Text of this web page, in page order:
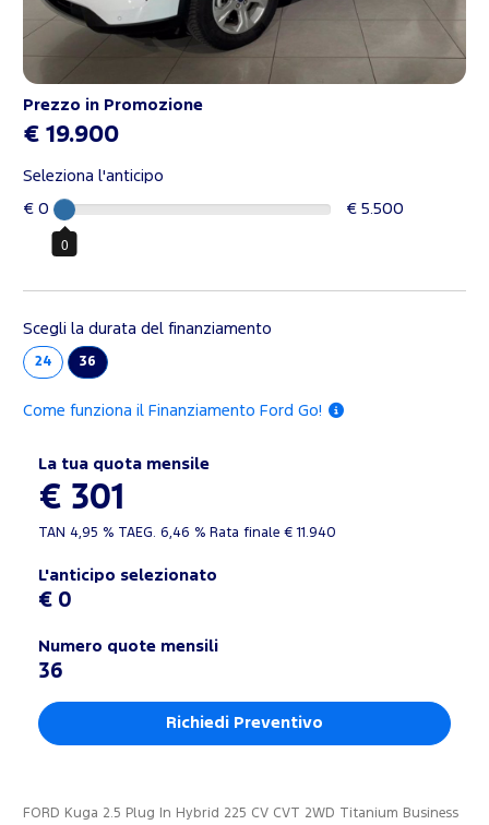
Prezzo in Promozione
€ 19.900
Seleziona l'anticipo
€ 0
0
€ 5.500
Scegli la durata del finanziamento
24 36
Come funziona il Finanziamento Ford Go!
La tua quota mensile
€ 301
TAN 4,95 % TAEG. 6,46 % Rata finale € 11.940
L'anticipo selezionato
€ 0
Numero quote mensili
36
Richiedi Preventivo
FORD Kuga 2.5 Plug In Hybrid 225 CV CVT 2WD Titanium Business